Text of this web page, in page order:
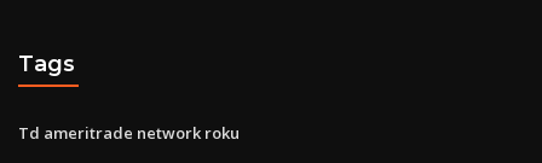
Tags
Td ameritrade network roku